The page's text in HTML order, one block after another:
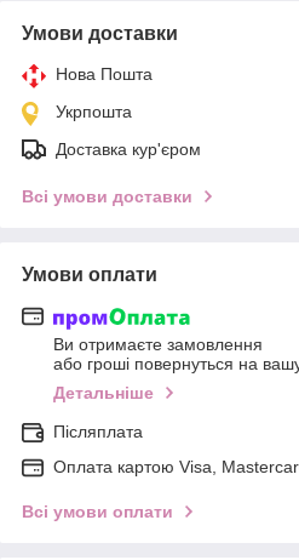
Умови доставки
Нова Пошта
Укрпошта
Доставка кур'єром
Всі умови доставки
Умови оплати
Ви отримаєте замовлення
або гроші повернуться на
Детальніше
Післяплата
Оплата картою Visa,
Всі умови оплати